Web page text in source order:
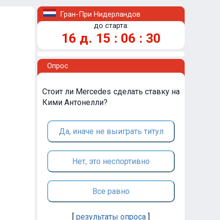
Гран-При Нидерландов
до старта:
16 д. 15 : 06 : 30
Опрос
Стоит ли Mercedes сделать ставку на
Кими Антонелли?
Да, иначе не выиграть титул
Нет, это неспортивно
Все равно
[ результаты опроса ]